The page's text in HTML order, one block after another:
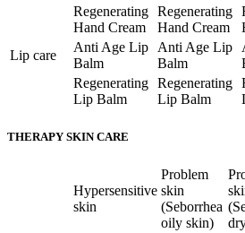
Regenerating
Hand Cream
Regenerating
Hand Cream
Lip care
Anti Age Lip
Balm
Anti Age Lip
Balm
Regenerating
Lip Balm
Regenerating
Lip Balm
THERAPY SKIN CARE
Hypersensitive
skin
Problem
skin
(Seborrhea
oily skin)